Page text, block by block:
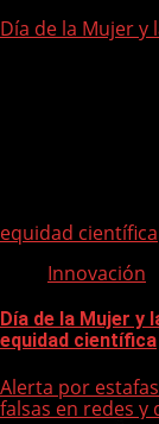
Día de la Mujer y
equidad científica
Innovación
Día de la Mujer y
equidad científica
Alerta por
falsas en redes y